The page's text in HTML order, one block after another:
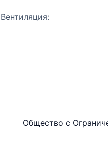
Вентиляция:
Общество с